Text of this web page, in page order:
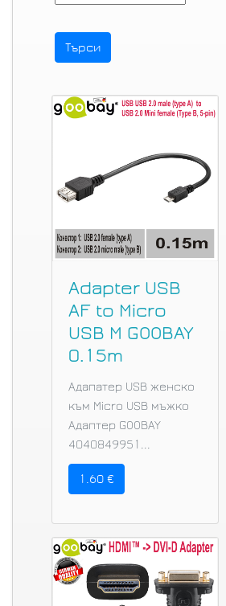
Adapter USB
AF to Micro
USB M GOOBAY
0.15m
Aдапатер USB женско
към Micro USB мъжко
Адаптер GOOBAY
4040849951...
1.60 €